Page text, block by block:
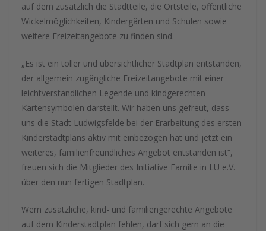
auf dem zusätzlich die Stadtteile, die Ortsteile, öffentliche
Wickelmöglichkeiten, Kindergärten und Schulen sowie
weitere Freizeitangebote zu finden sind.
„Es ist ein toller und übersichtlicher Stadtplan entstanden,
der allgemein zugängliche Freizeitangebote mit einer
leichtverständlichen Legende und kindgerechten
Kartensymbolen darstellt. Wir haben uns gefreut, dass
uns die Stadt Ludwigsfelde bei der Erarbeitung des ersten
Kinderstadtplans aktiv mit einbezogen hat und jetzt ein
weiteres, familienfreundliches Angebot entstanden ist“,
freuen sich die Mitglieder des Initiative Familie in LU e.V.
über den nun fertigen Stadtplan.
Wem zusätzliche, kind- und familiengerechte Angebote
auf dem Kinderstadtplan fehlen, darf sich gern an die